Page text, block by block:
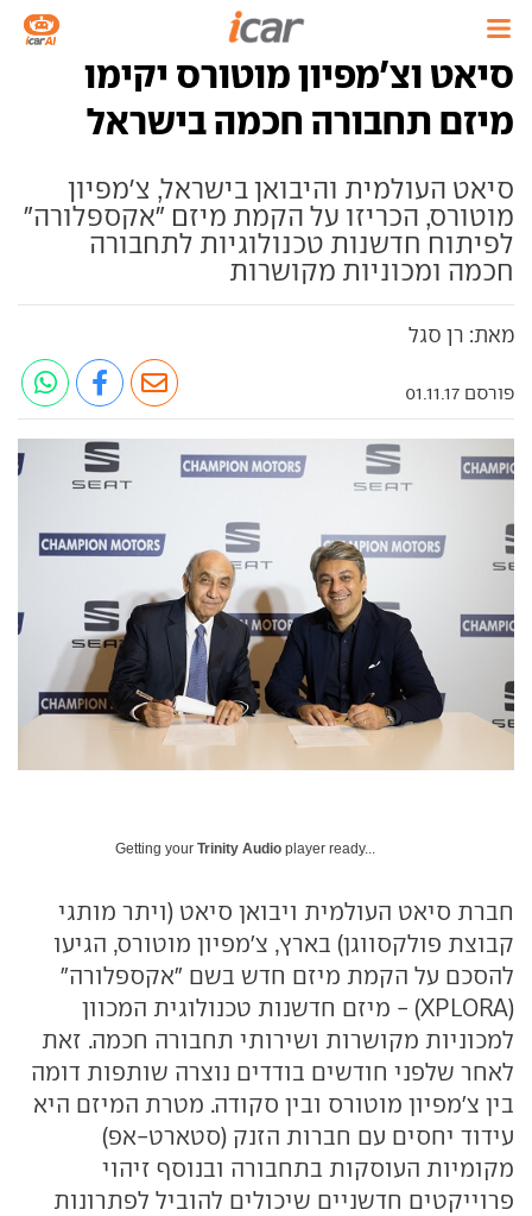
סיאט וצ'מפיון מוטורס יקימו
מיזם תחבורה חכמה בישראל
סיאט העולמית והיבואן בישראל, צ'מפיון
מוטורס, הכריזו על הקמת מיזם "אקספלורה"
לפיתוח חדשנות טכנולוגיות לתחבורה
חכמה ומכוניות מקושרות
מאת: רן סגל
פורסם 01.11.17
Getting your Trinity Audio player ready...
חברת סיאט העולמית ויבואן סיאט (ויתר מותגי
קבוצת פולקסווגן) בארץ, צ'מפיון מוטורס, הגיעו
להסכם על הקמת מיזם חדש בשם "אקספלורה"
(XPLORA) - מיזם חדשנות טכנולוגית המכוון
למכוניות מקושרות ושירותי תחבורה חכמה. זאת
לאחר שלפני חודשים בודדים נוצרה שותפות דומה
בין צ'מפיון מוטורס ובין סקודה. מטרת המיזם היא
עידוד יחסים עם חברות הזנק (סטארט-אפ)
מקומיות העוסקות בתחבורה ובנוסף זיהוי
פרוייקטים חדשניים שיכולים להוביל לפתרונות